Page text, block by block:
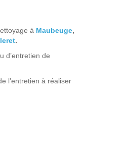
à Maubeuge,
.
d’entretien de
l’entretien à réaliser